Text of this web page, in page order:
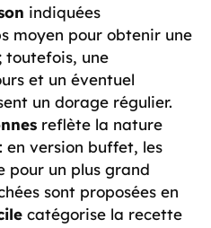
indiquées
moyen pour obtenir une
toutefois, une
et un éventuel
un dorage régulier.
reflète la nature
version buffet, les
pour un plus grand
sont proposées en
catégorise la recette